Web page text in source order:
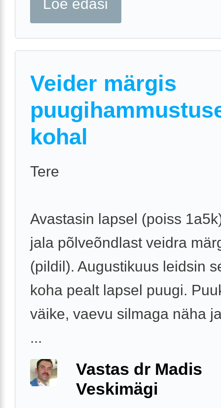
Loe edasi
Veider märgis
kohal
Tere
Avastasin lapsel (poiss
jala põlveõndlast veidra
(pildil). Augustikuus leidsin
koha pealt lapsel puugi.
väike, vaevu silmaga näha
...
Vastas dr Madis
Veskimägi